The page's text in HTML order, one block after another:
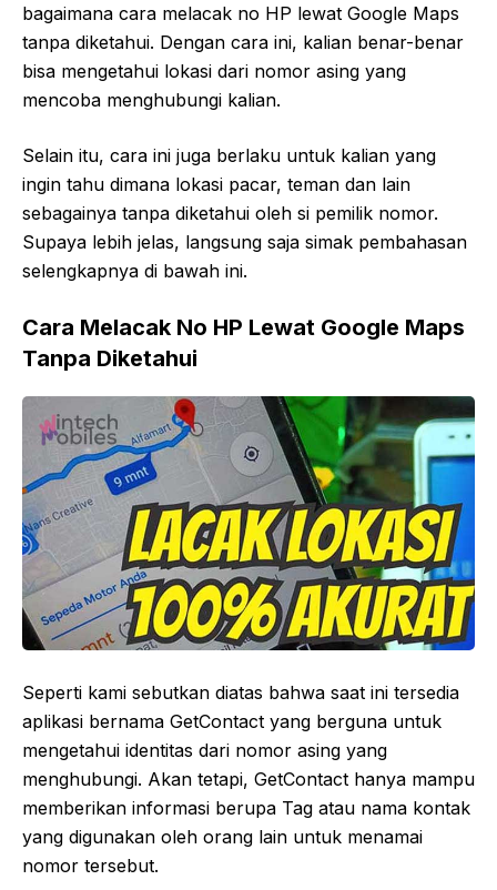
bagaimana cara melacak no HP lewat Google Maps
tanpa diketahui. Dengan cara ini, kalian benar-benar
bisa mengetahui lokasi dari nomor asing yang
mencoba menghubungi kalian.
Selain itu, cara ini juga berlaku untuk kalian yang
ingin tahu dimana lokasi pacar, teman dan lain
sebagainya tanpa diketahui oleh si pemilik nomor.
Supaya lebih jelas, langsung saja simak pembahasan
selengkapnya di bawah ini.
Cara Melacak No HP Lewat Google Maps
Tanpa Diketahui
Seperti kami sebutkan diatas bahwa saat ini tersedia
aplikasi bernama GetContact yang berguna untuk
mengetahui identitas dari nomor asing yang
menghubungi. Akan tetapi, GetContact hanya mampu
memberikan informasi berupa Tag atau nama kontak
yang digunakan oleh orang lain untuk menamai
nomor tersebut.